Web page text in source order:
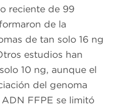
reciente de 99
de la
de tan solo 16 ng
estudios han
10 ng, aunque el
del genoma
FFPE se limitó